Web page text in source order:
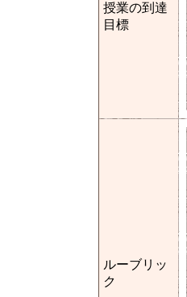
授業の到達
目標
ルーブリッ
ク